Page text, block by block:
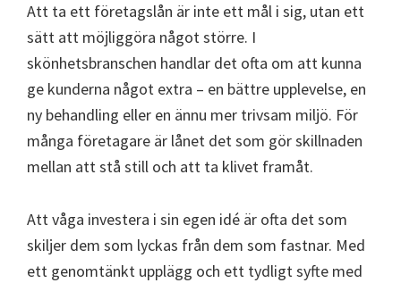
Att ta ett företagslån är inte ett mål i sig, utan ett
sätt att möjliggöra något större. I
skönhetsbranschen handlar det ofta om att kunna
ge kunderna något extra – en bättre upplevelse, en
ny behandling eller en ännu mer trivsam miljö. För
många företagare är lånet det som gör skillnaden
mellan att stå still och att ta klivet framåt.
Att våga investera i sin egen idé är ofta det som
skiljer dem som lyckas från dem som fastnar. Med
ett genomtänkt upplägg och ett tydligt syfte med